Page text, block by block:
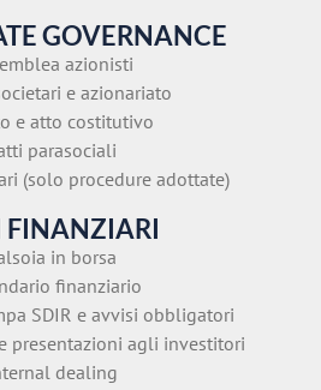
GOVERNANCE
azionisti
e azionariato
e atto costitutivo
parasociali
(solo procedure adottate)
FINANZIARI
in borsa
finanziario
SDIR e avvisi obbligatori
presentazioni agli investitori
dealing